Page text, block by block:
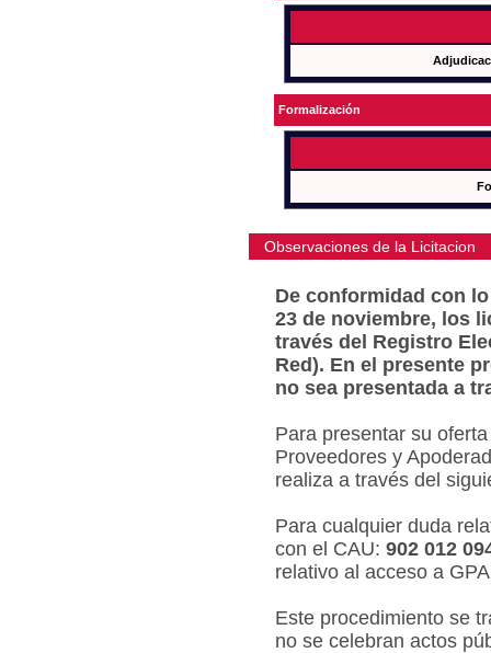
Formalización
Observaciones de la Licitacion
De conformidad con
23 de noviembre, los
través del Registro
Red). En el presente
no sea presentada a
Para presentar su
Proveedores y
realiza a través del
Para cualquier duda
con el CAU: 902 012
relativo al acceso a
Este procedimiento se
no se celebran actos